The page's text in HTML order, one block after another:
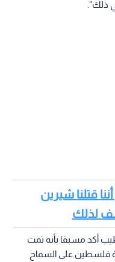
ذلك".
قتلنا شيرين
لذلك
أكد مسبقا بأنه تمت
فلسطين على السماح